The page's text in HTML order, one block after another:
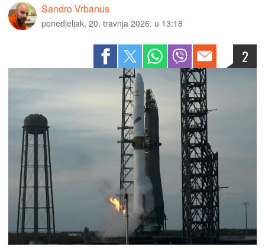
Sandro Vrbanus
ponedjeljak, 20. travnja 2026. u 13:18
2